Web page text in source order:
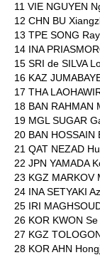
11 VIE NGUYEN
12 CHN BU
13 TPE SONG
14 INA
15 SRI de SILVA
16 KAZ
17 THA
18 BAN RAHMAN
19 MGL SUGAR
20 BAN HOSSAIN
21 QAT NEZAD
22 JPN YAMADA
23 KGZ MARKOV
24 INA SETYAKI
25 IRI
26 KOR KWON Se
27 KGZ
28 KOR AHN